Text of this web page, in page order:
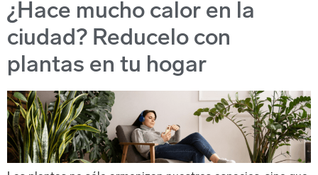
¿Hace mucho calor en la
ciudad? Reducelo con
plantas en tu hogar